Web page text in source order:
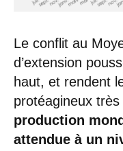
Le conflit au
d’extension
haut, et rendent
protéagineux
production
attendue à un